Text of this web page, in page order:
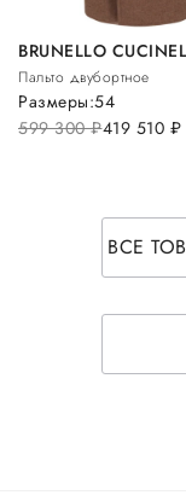
BRUNELLO
Пальто двубортное
599 300руб.419 510 руб.
Размеры:54
ВСЕ